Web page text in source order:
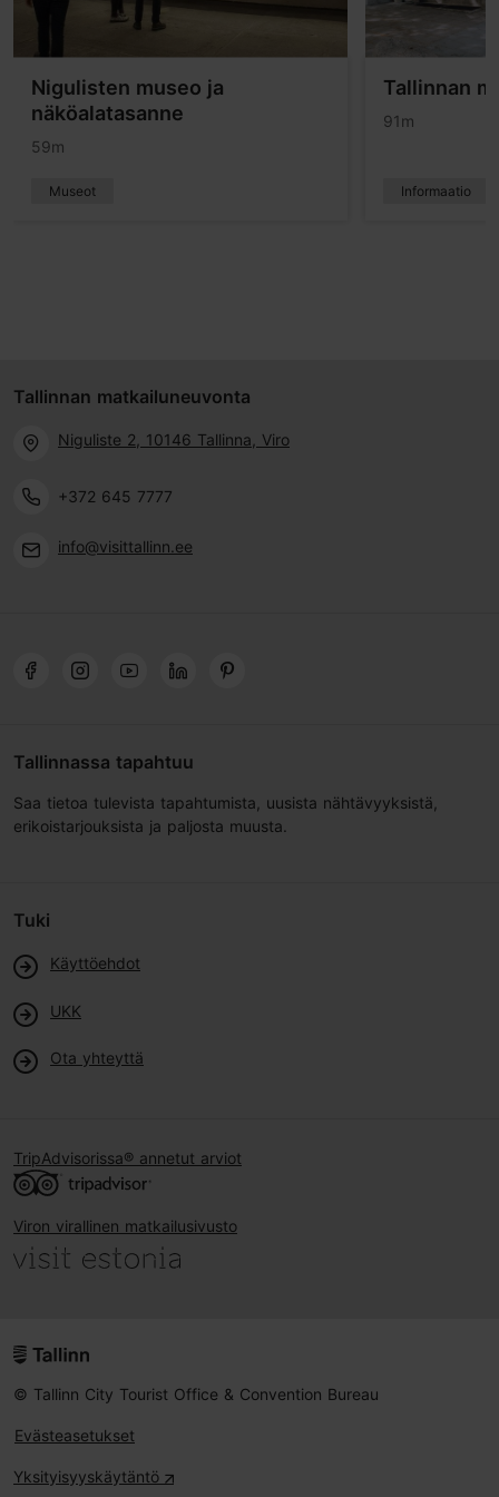
Nigulisten museo ja
näköalatasanne
59m
Museot
Tallinnan
91m
Informaatio
Tallinnan matkailuneuvonta
Niguliste 2, 10146 Tallinna, Viro
+372 645 7777
info@visittallinn.ee
Tallinnassa tapahtuu
Saa tietoa tulevista tapahtumista, uusista nähtävyyksistä,
erikoistarjouksista ja paljosta muusta.
Tuki
Käyttöehdot
UKK
Ota yhteyttä
TripAdvisorissa® annetut arviot
Viron virallinen matkailusivusto
© Tallinn City Tourist Office & Convention Bureau
Evästeasetukset
Yksityisyyskäytäntö